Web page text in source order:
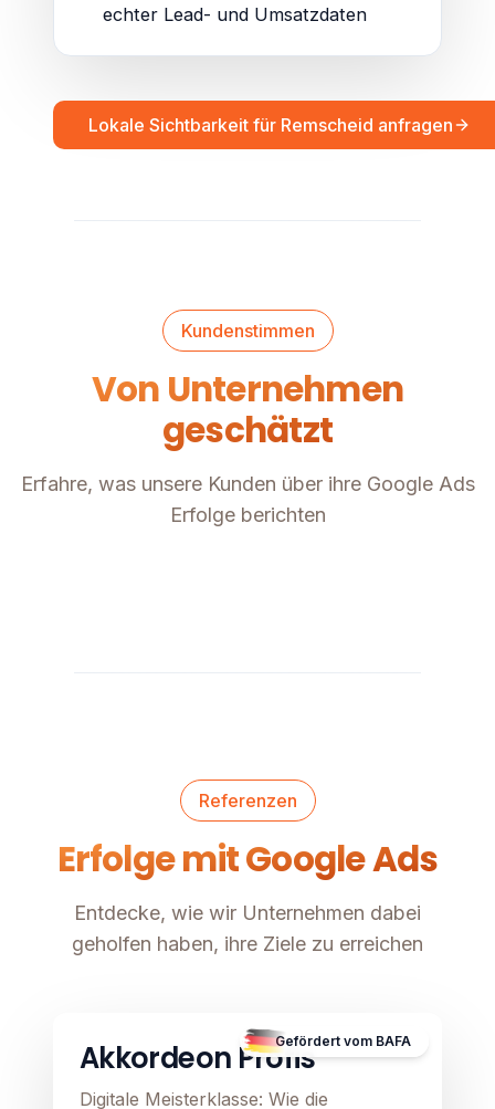
echter Lead- und Umsatzdaten
Lokale Sichtbarkeit für Remscheid anfragen
Kundenstimmen
Von Unternehmen
geschätzt
Erfahre, was unsere Kunden über ihre Google Ads
Erfolge berichten
Referenzen
Erfolge mit Google Ads
Entdecke, wie wir Unternehmen dabei
geholfen haben, ihre Ziele zu erreichen
Gefördert vom BAFA
Akkordeon Profis
Digitale Meisterklasse: Wie die